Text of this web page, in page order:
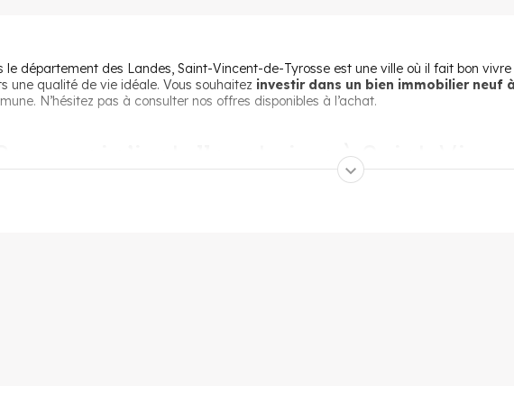
le département des Landes, Saint-Vincent-de-Tyrosse est une ville où il fait bon
une qualité de vie idéale. Vous souhaitez investir dans un bien immobilier neuf
N’hésitez pas à consulter nos offres disponibles à l’achat.
Pourquoi s’installer et vivre à Saint-